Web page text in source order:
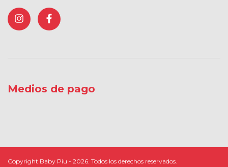
Medios de pago
Copyright Baby Piu - 2026. Todos los derechos reservados.